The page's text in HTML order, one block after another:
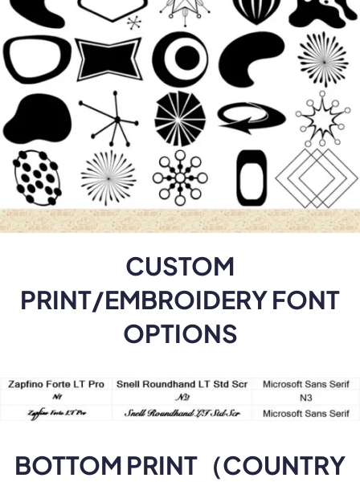
CUSTOM
PRINT/EMBROIDERY FONT
OPTIONS
BOTTOM PRINT（COUNTRY